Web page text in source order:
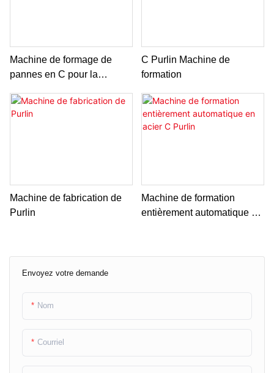
Envoyez votre demande
Nom
Courriel
Machine de formage de
pannes en C pour la
C Purlin Machine de
formation
Machine de fabrication de
Purlin
Machine de formation
entièrement automatique en